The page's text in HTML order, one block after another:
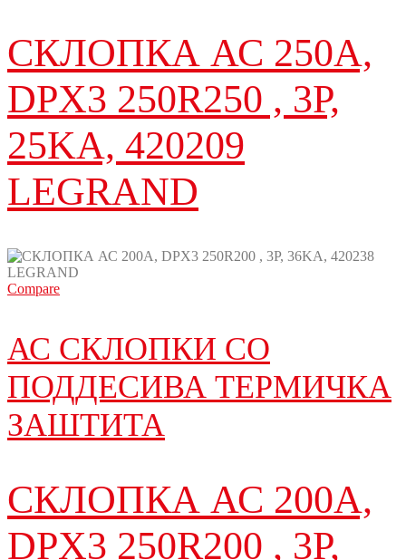
СКЛОПКА АС 250A,
DPX3 250R250 , 3P,
25KA, 420209
LEGRAND
Compare
АС СКЛОПКИ СО
ПОДДЕСИВА ТЕРМИЧКА
ЗАШТИТА
СКЛОПКА АС 200A,
DPX3 250R200 , 3P,